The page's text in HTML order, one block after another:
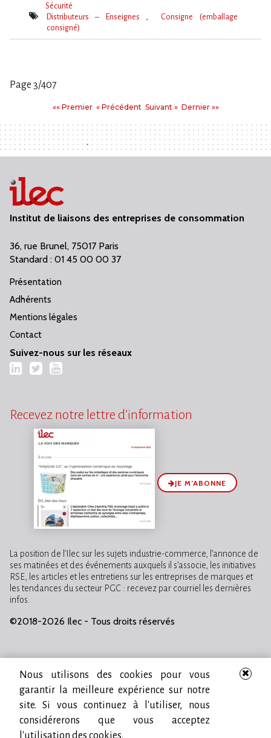
Thèmes(s)
Sécurité
Mot(s)-
Distributeurs – Enseignes
Consigne (emballage
consigné)
Page 3/407
«« PremierPremier
« PrécédentPrécédent
Suivant
Suivant » Dernier
Dernier »»
Institut de liaisons des entreprises de consommation
36, rue Brunel, 75017 Paris
Standard : 01 45 00 00 37
Présentation
Adhérents
Mentions légales
Contact
Suivez-nous sur les réseaux
LinkedIn
TwitterYouTube
Recevez notre lettre d’information
JE M’ABONNE
La position de l’Ilec sur les sujets industrie-commerce, l’annonce de
ses matinées et des événements auxquels il s’associe, les initiatives
RSE, les articles et les entretiens sur les entreprises de marques et
les tendances du secteur PGC : recevez par courriel les dernières
infos.
©2018-2026 Ilec - Tous droits réservés
Nous utilisons des cookies pour vous
garantir la meilleure expérience sur notre
site. Si vous continuez à l'utiliser, nous
considérerons que vous acceptez
l'utilisation des cookies.